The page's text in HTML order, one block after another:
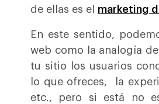
de ellas es el marketing
En este sentido,
web como la analogía
tu sitio los usuarios
lo que ofreces, la
etc., pero si está no